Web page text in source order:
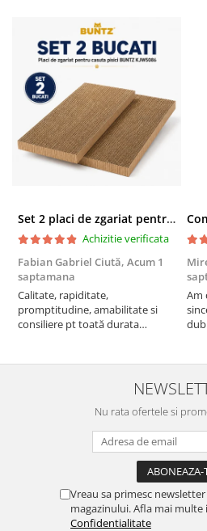
Set 2 placi de zgariat pentru casuta pisici BUNTZ KJW5086, compatibile cu casuta 59 x 28.5 x 35 cm
Achizitie verificata
Fabian Gabriel Ciută, Acum 1
saptamana
Calitate, rapiditate,
promptitudine, amabilitate si
consiliere pt toată durata
Am
Nu rata ofertele si
Vreau sa primesc
magazinului. Afla mai multe
Confidentialitate